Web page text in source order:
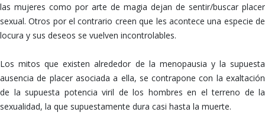
las mujeres como por arte de magia dejan de sentir/buscar placer
sexual. Otros por el contrario creen que les acontece una especie de
locura y sus deseos se vuelven incontrolables.
Los mitos que existen alrededor de la menopausia y la supuesta
ausencia de placer asociada a ella, se contrapone con la exaltación
de la supuesta potencia viril de los hombres en el terreno de la
sexualidad, la que supuestamente dura casi hasta la muerte.